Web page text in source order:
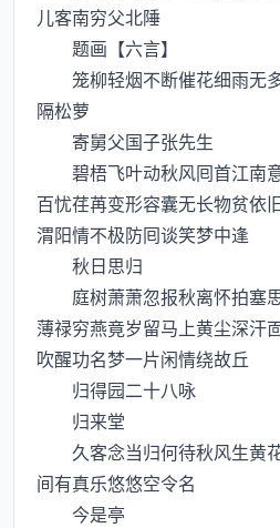
儿客南穷父北陲
题画【六言】
笼柳轻烟不断催花细雨无
隔松萝
寄舅父国子张先生
碧梧飞叶动秋风囘首江南
百忧荏苒变形容囊无长物贫依
渭阳情不极防囘谈笑梦中逢
秋日思归
庭树萧萧忽报秋离怀拍塞
薄禄穷燕竟岁留马上黄尘深汗
吹醒功名梦一片闲情绕故丘
归得园二十八咏
归来堂
久客念当归何待秋风生黄
间有真乐悠悠空令名
今是亭